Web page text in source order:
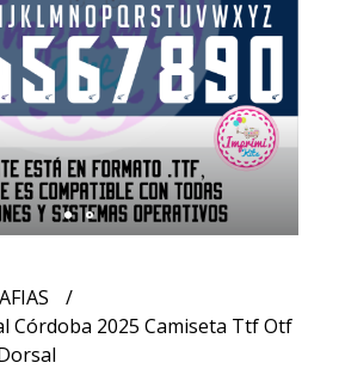
Córdoba 2025 Camiseta Ttf Otf